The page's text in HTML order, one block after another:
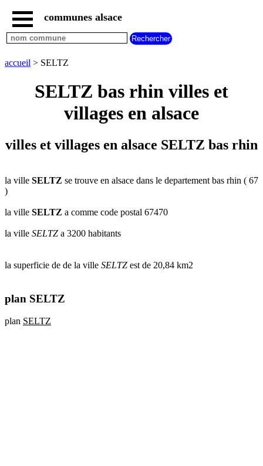
accueil
villes
rhin
commencant
C D E F
L M
N
V
W X Y Z
rhin
commencant
par
A B C D
V
X Y Z
communes alsace
accueil > SELTZ
SELTZ bas rhin villes et
villages en alsace
villes et villages en alsace SELTZ bas rhin
la ville SELTZ se trouve en alsace dans le departement bas rhin ( 67
)
la ville SELTZ a comme code postal 67470
la ville SELTZ a 3200 habitants
la superficie de de la ville SELTZ est de 20,84 km2
plan SELTZ
plan SELTZ